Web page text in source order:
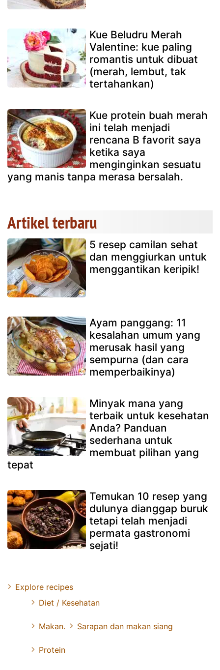
Kue Beludru Merah
Valentine: kue paling
romantis untuk dibuat
(merah, lembut, tak
tertahankan)
Kue protein buah merah
ini telah menjadi
rencana B favorit saya
ketika saya
menginginkan sesuatu
yang manis tanpa merasa bersalah.
Artikel terbaru
5 resep camilan sehat
dan menggiurkan untuk
menggantikan keripik!
Ayam panggang: 11
kesalahan umum yang
merusak hasil yang
sempurna (dan cara
memperbaikinya)
Minyak mana yang
terbaik untuk kesehatan
Anda? Panduan
sederhana untuk
membuat pilihan yang
tepat
Temukan 10 resep yang
dulunya dianggap buruk
tetapi telah menjadi
permata gastronomi
sejati!
Explore recipes
Diet / Kesehatan
Makan. Sarapan dan makan siang
Protein